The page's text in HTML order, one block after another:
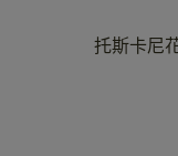
托斯卡尼